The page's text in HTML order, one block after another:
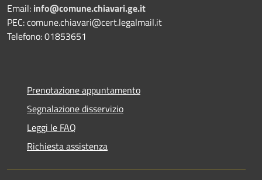
Email: info@comune.chiavari.ge.it
PEC: comune.chiavari@cert.legalmail.it
Telefono: 01853651
Prenotazione appuntamento
Segnalazione disservizio
Leggi le FAQ
Richiesta assistenza